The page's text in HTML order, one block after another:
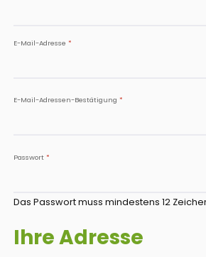
E-Mail-Adresse *
E-Mail-Adressen-Bestätigung *
Passwort *
Das Passwort muss mindestens 12
Ihre Adresse